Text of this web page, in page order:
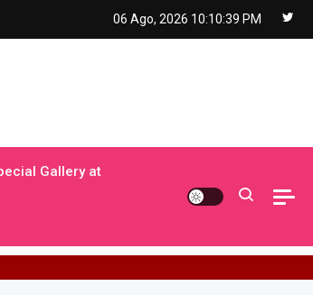
06 Ago, 2026 10:10:40 PM
Gallery at